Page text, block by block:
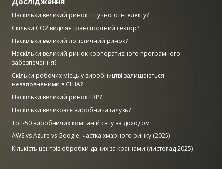
Наскільки великий ринок штучного інтелекту?
Скільки CO2 виділяє транспортний сектор?
Наскільки великий логістичний ринок?
Наскільки великий ринок корпоративного програмного
забезпечення?
Скільки робочих місць у виробництві залишаються
незаповненими в США?
Наскільки великий ринок ERP?
Наскільки великою є виробнича галузь?
Топ-50 виробничих компаній світу за доходом
AWS vs Azure vs Google: частка хмарного ринку (2025)
Кількість центрів обробки даних за країнами (листопад 2025)